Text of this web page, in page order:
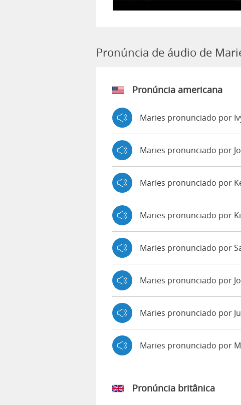
Pronúncia de áudio de
Pronúncia americana
Maries pronunciado por
Maries pronunciado por
Maries pronunciado por
Maries pronunciado por
Maries pronunciado por
Maries pronunciado por
Maries pronunciado por
Maries pronunciado por
Pronúncia britânica